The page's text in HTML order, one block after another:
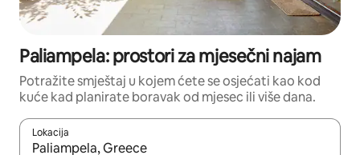
Paliampela: prostori za mjesečni najam
Potražite smještaj u kojem ćete se osjećati kao kod
kuće kad planirate boravak od mjesec ili više dana.
Lokacija
Kada budu dostupni rezultati, moći ćete ih pregledati